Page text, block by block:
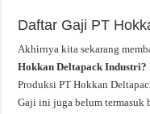
Daftar Gaji PT
Akhirnya kita sekarang
Hokkan Deltapack Industri?
Produksi PT Hokkan
Gaji ini juga belum termasuk